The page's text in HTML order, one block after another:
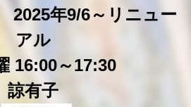
2025年9/6～リニュー
アル
16:00～17:30
諒有子